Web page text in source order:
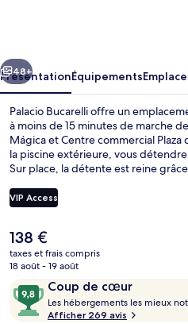
Suivant
48+
PrésentationÉquipements
Palacio Bucarelli offre un
à moins de 15 minutes de marche
Mágica et Centre commercial
la piscine extérieure, vous
Sur place, la détente est reine
outre de petits plus sympas
ondes. Pratique, non ? Les autres
VIP Access
Le
prix
actuel
de
138 €.
138 €
taxes et frais compris
18 août - 19 août
Avis
voyageurs
Coup de cœur
9,8
sur
10,
Les hébergements les mieux
Afficher 269 avis